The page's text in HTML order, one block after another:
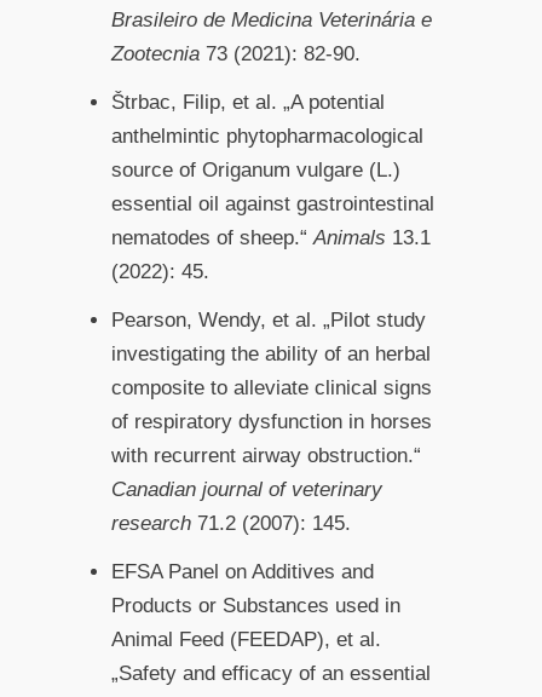
Brasileiro de Medicina Veterinária e
Zootecnia 73 (2021): 82-90.
Štrbac, Filip, et al. „A potential
anthelmintic phytopharmacological
source of Origanum vulgare (L.)
essential oil against gastrointestinal
nematodes of sheep.“Animals 13.1
(2022): 45.
Pearson, Wendy, et al. „Pilot study
investigating the ability of an herbal
composite to alleviate clinical signs
of respiratory dysfunction in horses
with recurrent airway obstruction.“
Canadian journal of veterinary
research 71.2 (2007): 145.
EFSA Panel on Additives and
Products or Substances used in
Animal Feed (FEEDAP), et al.
„Safety and efficacy of an essential